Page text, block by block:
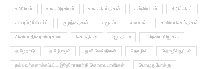
உயிரியல் உலக அரசியல் உலக செய்திகள் கல்வியியல் கிரிக்கெட்
கிரைம் ரிப்போர்ட் குழந்தைகள் சமூகம் சமையல் சினிமா செய்திகள்
சினிமா திரைவிமர்சனம் செய்திகள் ஜோதிடம் ட்ரெண்ட் மியூசிக்
தமிழநாடு தமிழ் ஈழம் துளி செய்திகள் தொழில் தொழில்நுட்பம்
நல்லவர்களாக்கப்பட்ட இந்திராகாந்தி கொலையாளிகள் பொழுதுபோக்கு